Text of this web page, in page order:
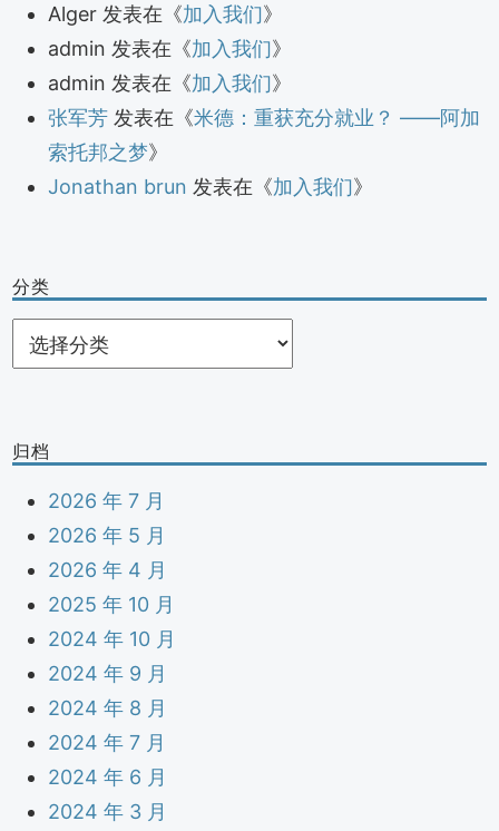
Alger 发表在《加入我们》
admin 发表在《加入我们》
admin 发表在《加入我们》
张军芳 发表在《米德：重获充分就业？ ——阿加
索托邦之梦》
Jonathan brun 发表在《加入我们》
分类
分
类
归档
2026 年 7 月
2026 年 5 月
2026 年 4 月
2025 年 10 月
2024 年 10 月
2024 年 9 月
2024 年 8 月
2024 年 7 月
2024 年 6 月
2024 年 3 月